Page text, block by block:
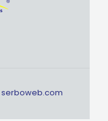
serboweb.com